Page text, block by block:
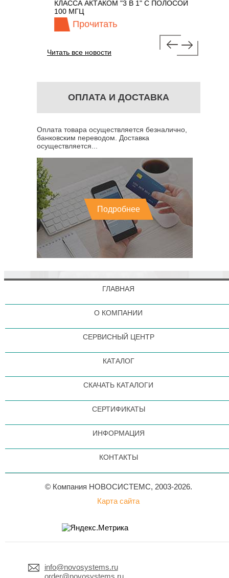
КЛАССА АКТАКОМ "3 В 1" С ПОЛОСОЙ
100 МГЦ
Прочитать
Читать все новости
ОПЛАТА И ДОСТАВКА
Оплата товара осуществляется безналично,
банковским переводом. Доставка
осуществляется...
Подробнее
ГЛАВНАЯ
О КОМПАНИИ
СЕРВИСНЫЙ ЦЕНТР
КАТАЛОГ
СКАЧАТЬ КАТАЛОГИ
СЕРТИФИКАТЫ
ИНФОРМАЦИЯ
КОНТАКТЫ
© Компания НОВОСИСТЕМС, 2003-2026.
Карта сайта
info@novosystems.ru
order@novosystems.ru